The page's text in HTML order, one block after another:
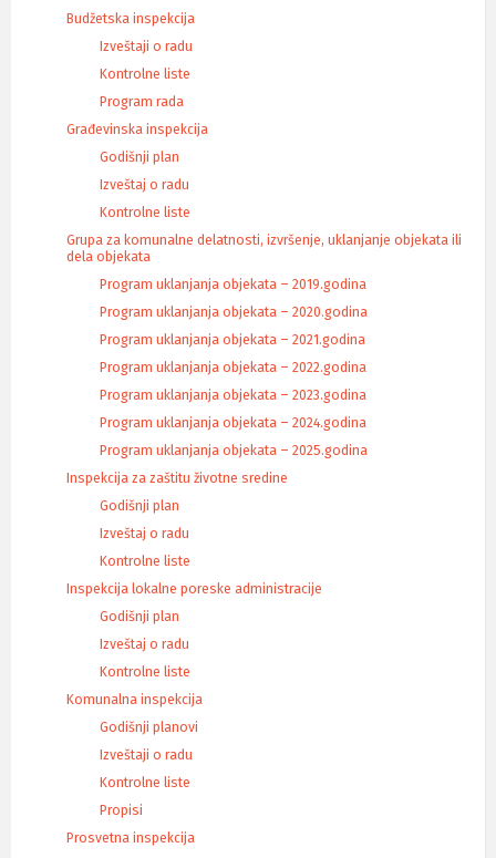
Budžetska inspekcija
Izveštaji o radu
Kontrolne liste
Program rada
Građevinska inspekcija
Godišnji plan
Izveštaj o radu
Kontrolne liste
Grupa za komunalne delatnosti, izvršenje, uklanjanje objekata ili
dela objekata
Program uklanjanja objekata – 2019.godina
Program uklanjanja objekata – 2020.godina
Program uklanjanja objekata – 2021.godina
Program uklanjanja objekata – 2022.godina
Program uklanjanja objekata – 2023.godina
Program uklanjanja objekata – 2024.godina
Program uklanjanja objekata – 2025.godina
Inspekcija za zaštitu životne sredine
Godišnji plan
Izveštaj o radu
Kontrolne liste
Inspekcija lokalne poreske administracije
Godišnji plan
Izveštaj o radu
Kontrolne liste
Komunalna inspekcija
Godišnji planovi
Izveštaji o radu
Kontrolne liste
Propisi
Prosvetna inspekcija